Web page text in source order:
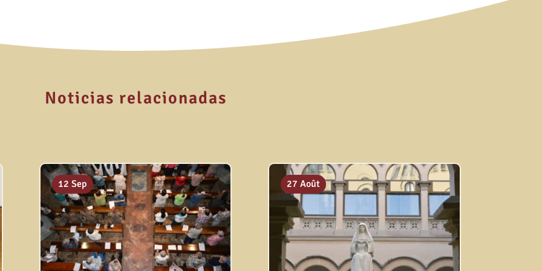
Noticias relacionadas
12 Sep 27 Août